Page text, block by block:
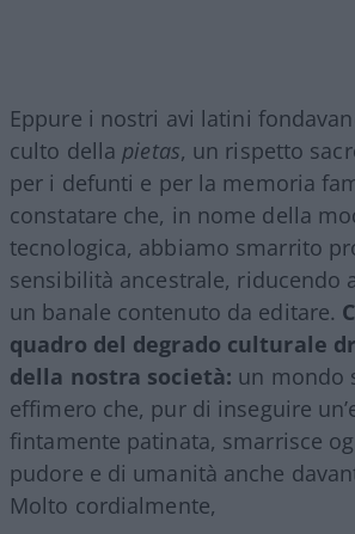
Eppure i nostri avi latini
culto della pietas, un rispetto
per i defunti e per la memoria
constatare che, in nome della
tecnologica, abbiamo smarrito
sensibilità ancestrale, riducendo
un banale contenuto da editare.
quadro del degrado culturale
della nostra società: un mondo
effimero che, pur di inseguire
fintamente patinata, smarrisce
pudore e di umanità anche
Molto cordialmente,